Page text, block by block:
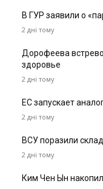
В ГУР заявили о
2 дні тому
Дорофеева
здоровье
2 дні тому
ЕС запускает
2 дні тому
ВСУ поразили
2 дні тому
Ким Чен Ын